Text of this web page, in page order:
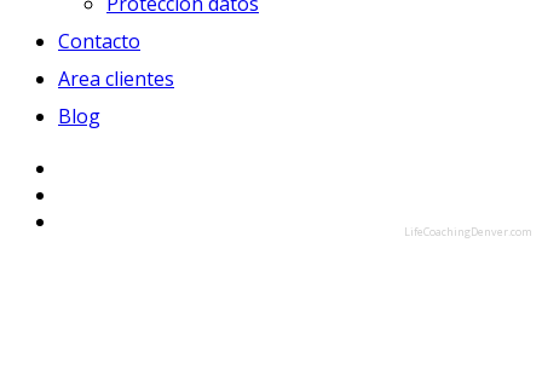
Contacto
Area clientes
Blog
LifeCoachingDenver.com